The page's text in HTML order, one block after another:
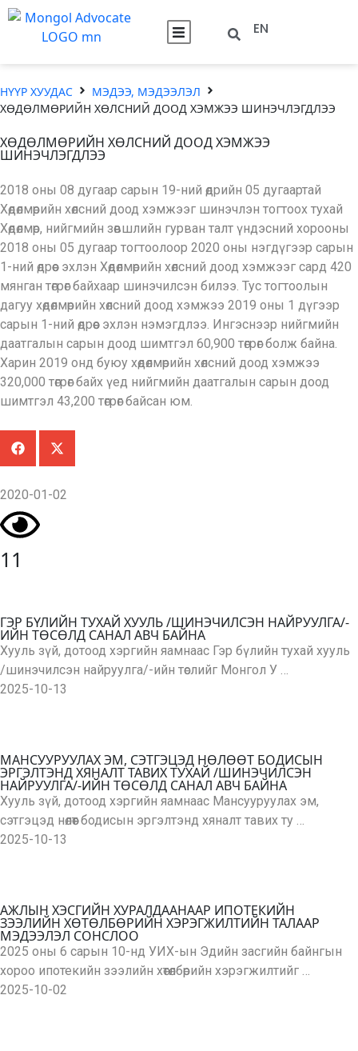
EN
НҮҮР ХУУДАС
МЭДЭЭ, МЭДЭЭЛЭЛ
ХӨДӨЛМӨРИЙН ХӨЛСНИЙ ДООД ХЭМЖЭЭ ШИНЭЧЛЭГДЛЭЭ
ХӨДӨЛМӨРИЙН ХӨЛСНИЙ ДООД ХЭМЖЭЭ
ШИНЭЧЛЭГДЛЭЭ
2018 оны 08 дугаар сарын 19-ний өдрийн 05 дугаартай
Хөдөлмөрийн хөлсний доод хэмжээг шинэчлэн тогтоох тухай
Хөдөлмөр, нийгмийн зөвшлийн гурван талт үндэсний хорооны
2018 оны 05 дугаар тогтоолоор 2020 оны нэгдүгээр сарын
1-ний өдрөөс эхлэн Хөдөлмөрийн хөлсний доод хэмжээг сард 420
мянган төгрөг байхаар шинэчилсэн билээ. Тус тогтоолын
дагуу хөдөлмөрийн хөлсний доод хэмжээ 2019 оны 1 дүгээр
сарын 1-ний өдрөөс эхлэн нэмэгдлээ. Ингэснээр нийгмийн
даатгалын сарын доод шимтгэл 60,900 төгрөг болж байна.
Харин 2019 онд буюу хөдөлмөрийн хөлсний доод хэмжээ
320,000 төгрөг байх үед нийгмийн даатгалын сарын доод
шимтгэл 43,200 төгрөг байсан юм.
2020-01-02
11
ГЭР БҮЛИЙН ТУХАЙ ХУУЛЬ /ШИНЭЧИЛСЭН НАЙРУУЛГА/-
ИЙН ТӨСӨЛД САНАЛ АВЧ БАЙНА
Хууль зүй, дотоод хэргийн яамнаас Гэр бүлийн тухай хууль
/шинэчилсэн найруулга/-ийн төслийг Монгол У …
2025-10-13
МАНСУУРУУЛАХ ЭМ, СЭТГЭЦЭД НӨЛӨӨТ БОДИСЫН
ЭРГЭЛТЭНД ХЯНАЛТ ТАВИХ ТУХАЙ /ШИНЭЧИЛСЭН
НАЙРУУЛГА/-ИЙН ТӨСӨЛД САНАЛ АВЧ БАЙНА
Хууль зүй, дотоод хэргийн яамнаас Мансууруулах эм,
сэтгэцэд нөлөөт бодисын эргэлтэнд хяналт тавих ту …
2025-10-13
АЖЛЫН ХЭСГИЙН ХУРАЛДААНААР ИПОТЕКИЙН
ЗЭЭЛИЙН ХӨТӨЛБӨРИЙН ХЭРЭГЖИЛТИЙН ТАЛААР
МЭДЭЭЛЭЛ СОНСЛОО
2025 оны 6 сарын 10-нд УИХ-ын Эдийн засгийн байнгын
хороо ипотекийн зээлийн хөтөлбөрийн хэрэгжилтийг …
2025-10-02